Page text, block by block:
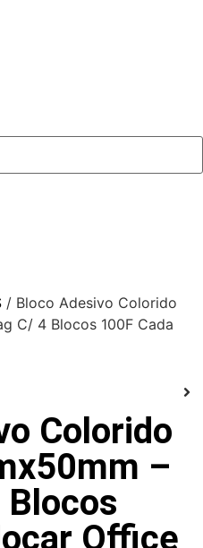
/ Bloco Adesivo Colorido
C/ 4 Blocos 100F Cada
Colorido
–
Blocos
Office